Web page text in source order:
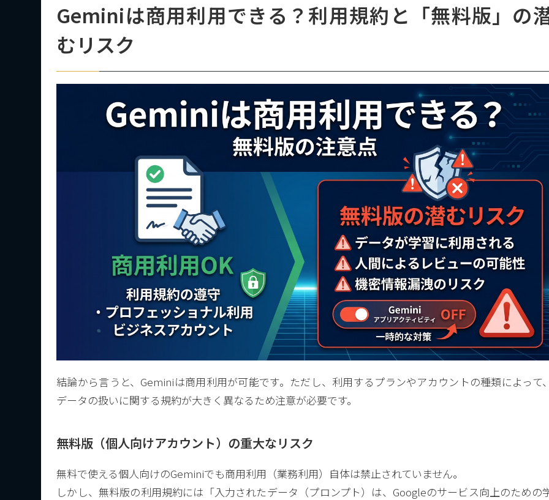
Geminiは商用利用できる？利用規約と「無料版」の
むリスク
結論から言うと、Geminiは商用利用が可能です。ただし、利用するプランやアカウントの種類によって、
データの扱いに関する規約が大きく異なるため注意が必要です。
無料版（個人向けアカウント）の重大なリスク
無料で使える個人向けのGeminiでも商用利用（業務利用）自体は禁止されていません。
しかし、無料版の利用規約には「入力されたデータ（プロンプト）は、Googleのサービス向上のための